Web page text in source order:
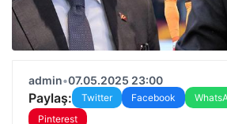
admin•07.05.2025 23:00
Paylaş: Twitter Facebook
Pinterest